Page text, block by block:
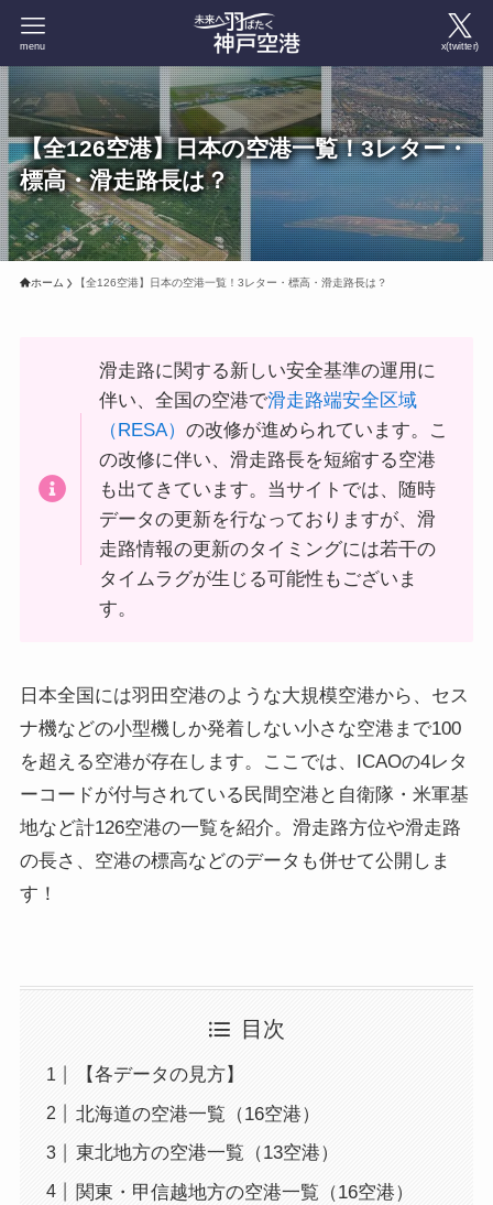
x(twitter)
menu
【全126空港】日本の空港一覧！3レター・
標高・滑走路長は？
ホーム 【全126空港】日本の空港一覧！3レター・標高・滑走路長は？
滑走路に関する新しい安全基準の運用に
伴い、全国の空港で滑走路端安全区域
（RESA）の改修が進められています。こ
の改修に伴い、滑走路長を短縮する空港
も出てきています。当サイトでは、随時
データの更新を行なっておりますが、滑
走路情報の更新のタイミングには若干の
タイムラグが生じる可能性もございま
す。
日本全国には羽田空港のような大規模空港から、セス
ナ機などの小型機しか発着しない小さな空港まで100
を超える空港が存在します。ここでは、ICAOの4レタ
ーコードが付与されている民間空港と自衛隊・米軍基
地など計126空港の一覧を紹介。滑走路方位や滑走路
の長さ、空港の標高などのデータも併せて公開しま
す！
目次
【各データの見方】
北海道の空港一覧（16空港）
東北地方の空港一覧（13空港）
関東・甲信越地方の空港一覧（16空港）